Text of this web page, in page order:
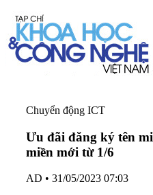
Chuyển động ICT
Ưu đãi đăng ký tên
miền mới từ 1/6
AD • 31/05/2023 07:03